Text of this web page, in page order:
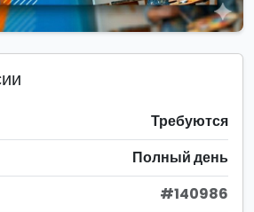
Требуются
Полный день
#140986